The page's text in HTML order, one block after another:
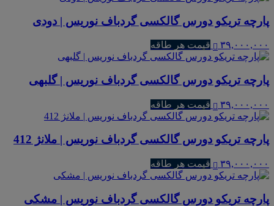
پارچه تریکو دورس گالکسی گردباف نوریس | دودی
۳۹,۰۰۰,۰۰۰ قیمت هر طاقه
پارچه تریکو دورس گالکسی گردباف نوریس | گلبهی
۳۹,۰۰۰,۰۰۰ قیمت هر طاقه
پارچه تریکو دورس گالکسی گردباف نوریس | ملانژ 412
۳۹,۰۰۰,۰۰۰ قیمت هر طاقه
پارچه تریکو دورس گالکسی گردباف نوریس | مشکی